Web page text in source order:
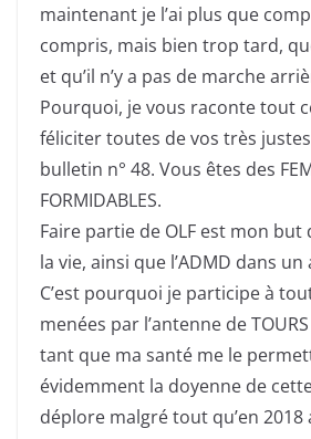
maintenant je l’ai plus que
compris, mais bien trop tard,
et qu’il n’y a pas de marche
Pourquoi, je vous raconte tout
féliciter toutes de vos très
bulletin n° 48. Vous êtes des
FORMIDABLES.
Faire partie de OLF est mon but
la vie, ainsi que l’ADMD dans
C’est pourquoi je participe à
menées par l’antenne de
tant que ma santé me le
évidemment la doyenne de
déplore malgré tout qu’en 2018